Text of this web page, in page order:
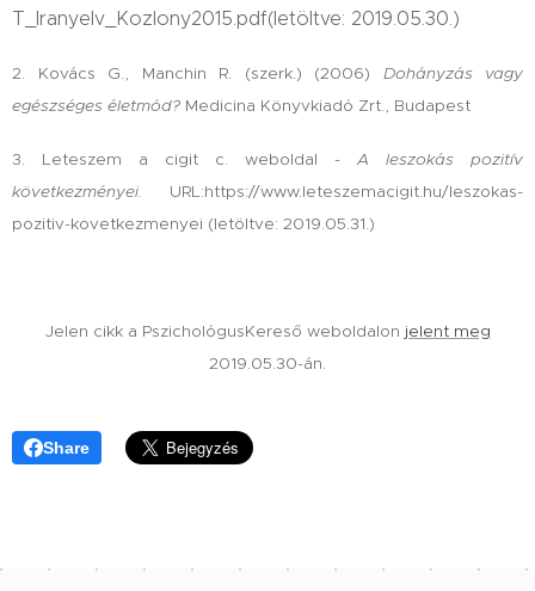
T_Iranyelv_Kozlony2015.pdf(letöltve: 2019.05.30.)
2. Kovács G., Manchin R. (szerk.) (2006) Dohányzás vagy
egészséges életmód? Medicina Könyvkiadó Zrt., Budapest
3. Leteszem a cigit c. weboldal - A leszokás pozitív
következményei. URL:https://www.leteszemacigit.hu/leszokas-
pozitiv-kovetkezmenyei (letöltve: 2019.05.31.)
Jelen cikk a PszichológusKereső weboldalon jelent meg
2019.05.30-án.
Share